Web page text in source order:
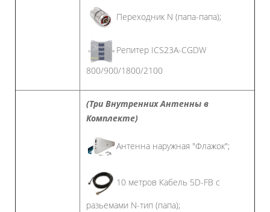
Переходник N (папа-папа);
Репитер ICS23A-CGDW
800/900/1800/2100
(Три Внутренних Антенны в
Комплекте)
Антенна наружная "Флажок";
10 метров Кабель 5D-FB с
разьемами N-тип (папа);